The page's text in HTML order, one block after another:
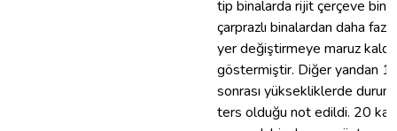
tip binalarda rijit çerçeve
çarprazlı binalardan daha
yer değiştirmeye maruz
göstermiştir. Diğer yandan
sonrası yüksekliklerde
ters olduğu not edildi. 20